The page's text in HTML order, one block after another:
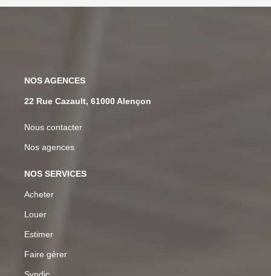
NOS AGENCES
22 Rue Cazault, 61000 Alençon
Nous contacter
Nos agences
NOS SERVICES
Acheter
Louer
Estimer
Faire gérer